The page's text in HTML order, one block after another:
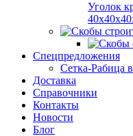
Уголок
Спецпредложения
Сетка-Рабица
Доставка
Справочники
Контакты
Новости
Блог